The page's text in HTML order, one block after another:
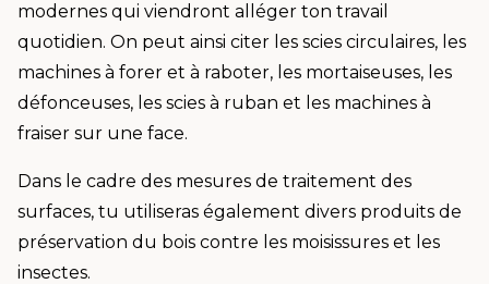
modernes qui viendront alléger ton travail
quotidien. On peut ainsi citer les scies circulaires, les
machines à forer et à raboter, les mortaiseuses, les
défonceuses, les scies à ruban et les machines à
fraiser sur une face.
Dans le cadre des mesures de traitement des
surfaces, tu utiliseras également divers produits de
préservation du bois contre les moisissures et les
insectes.